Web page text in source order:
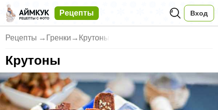
Рецепты Вход
Рецепты → Гренки → Крутоны
Крутоны